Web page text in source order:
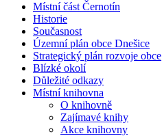
Místní část Černotín
Historie
Současnost
Územní plán obce Dnešice
Strategický plán rozvoje obce
Blízké okolí
Důležité odkazy
Místní knihovna
O knihovně
Zajímavé knihy
Akce knihovny